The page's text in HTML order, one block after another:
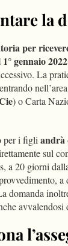
la
per
gennaio 2022
La
) o Carta
per i figliandrà
sul
a 20 giorni
a
domanda
avvalendosi